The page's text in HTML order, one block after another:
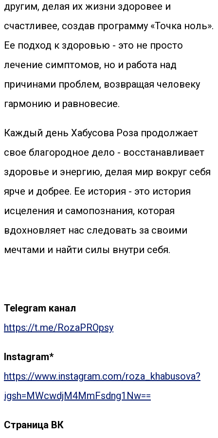
другим, делая их жизни здоровее и
счастливее, создав программу «Точка ноль».
Ее подход к здоровью - это не просто
лечение симптомов, но и работа над
причинами проблем, возвращая человеку
гармонию и равновесие.
Каждый день Хабусова Роза продолжает
свое благородное дело - восстанавливает
здоровье и энергию, делая мир вокруг себя
ярче и добрее. Ее история - это история
исцеления и самопознания, которая
вдохновляет нас следовать за своими
мечтами и найти силы внутри себя.
Telegram канал
https://t.me/RozaPROpsy
Instagram*
https://www.instagram.com/roza_khabusova?
igsh=MWcwdjM4MmFsdng1Nw==
Страница ВК